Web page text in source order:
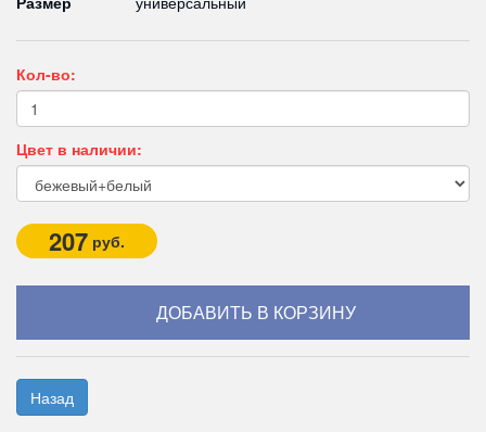
Кол-во:
Цвет в наличии:
207 руб.
Назад